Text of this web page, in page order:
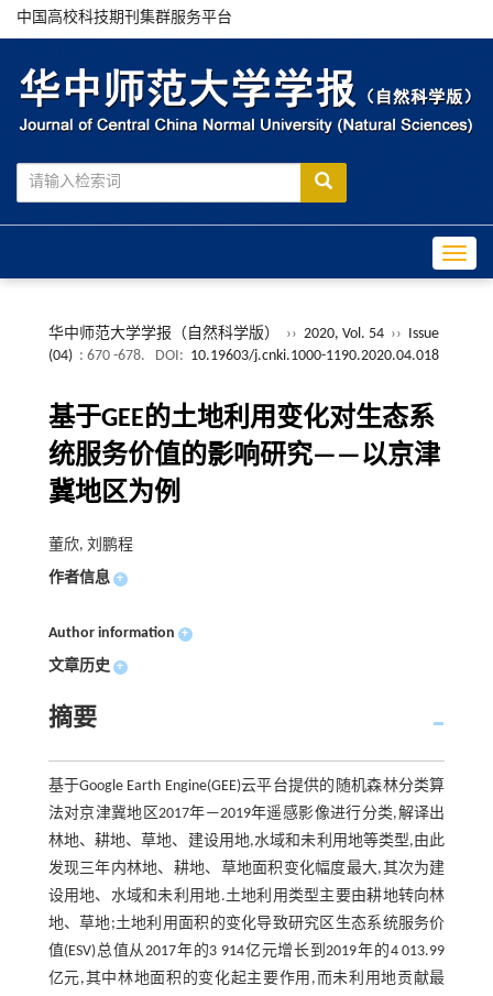
中国高校科技期刊集群服务平台
华中师范大学学报（自然科学版） ›› 2020, Vol. 54 ››
Issue
(04) : 670 -678. DOI: 10.19603/j.cnki.1000-1190.2020.04.018
基于GEE的土地利用变化对生态系
统服务价值的影响研究——以京津
冀地区为例
董欣, 刘鹏程
作者信息 +
Author information +
文章历史 +
摘要
基于Google Earth Engine(GEE)云平台提供的随机森林分类算
法对京津冀地区2017年—2019年遥感影像进行分类,解译出
林地、耕地、草地、建设用地,水域和未利用地等类型,由此
发现三年内林地、耕地、草地面积变化幅度最大,其次为建
设用地、水域和未利用地.土地利用类型主要由耕地转向林
地、草地;土地利用面积的变化导致研究区生态系统服务价
值(ESV)总值从2017年的3 914亿元增长到2019年的4 013.99
亿元,其中林地面积的变化起主要作用,而未利用地贡献最